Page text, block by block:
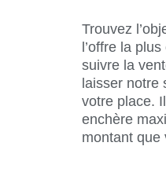
Trouvez
l’offre la
suivre la
laisser notre
votre place.
enchère
montant que